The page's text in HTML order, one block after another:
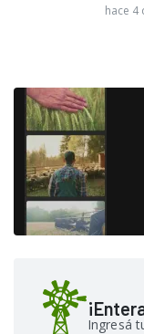
hace 4
Ingresá